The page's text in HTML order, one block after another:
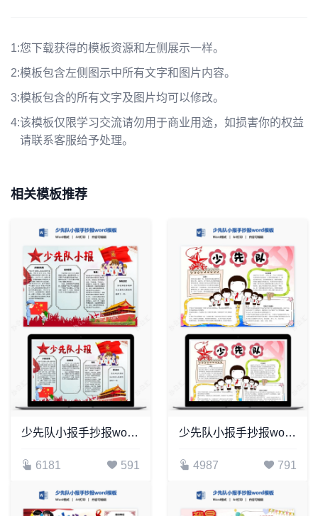
1:您下载获得的模板资源和左侧展示一样。
2:模板包含左侧图示中所有文字和图片内容。
3:模板包含的所有文字及图片均可以修改。
4:该模板仅限学习交流请勿用于商业用途，如损害你的权益
请联系客服给予处理。
相关模板推荐
少先队小报手抄报word模板(20)
6181 591
少先队小报手抄报word模板
4987 791